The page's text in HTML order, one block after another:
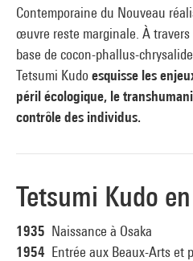
Contemporaine du Nouveau
œuvre reste marginale. À
base de cocon-phallus-
Tetsumi Kudoesquisse les
péril écologique, le
contrôle des individus.
Tetsumi Kudo
1935 Naissance à Osaka
1954 Entrée aux Beaux-Arts et